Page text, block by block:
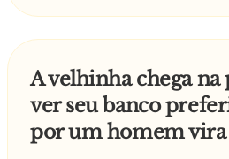
tartaruga em cima do poste.
O velho passa à explicação:
poste e, lá em cima, tem
se equilibrar. Isso é uma
poste!
A velhinha chega na
ver seu banco
por um homem vira